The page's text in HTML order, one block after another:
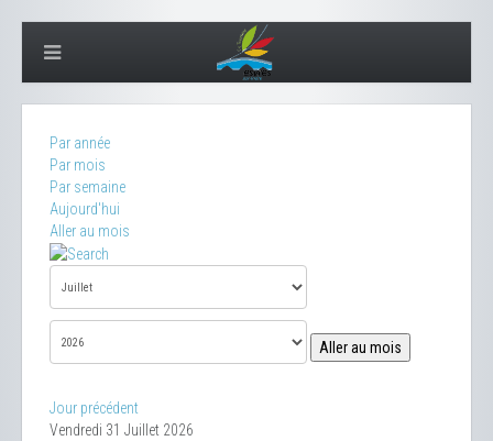
Par année
Par mois
Par semaine
Aujourd'hui
Aller au mois
Aller au mois
Jour précédent
Vendredi 31 Juillet 2026